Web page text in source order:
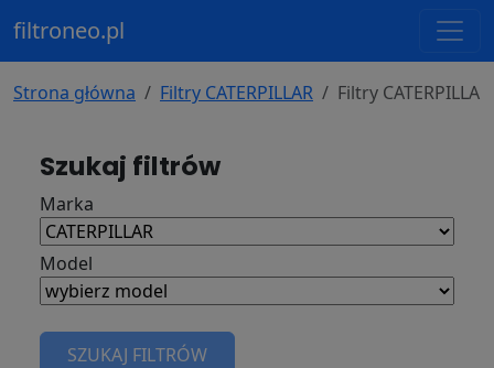
filtroneo.pl
Strona główna Filtry CATERPILLAR Filtry
Szukaj filtrów
Marka
Model
SZUKAJ FILTRÓW